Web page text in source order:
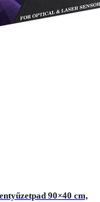
90×40 cm,